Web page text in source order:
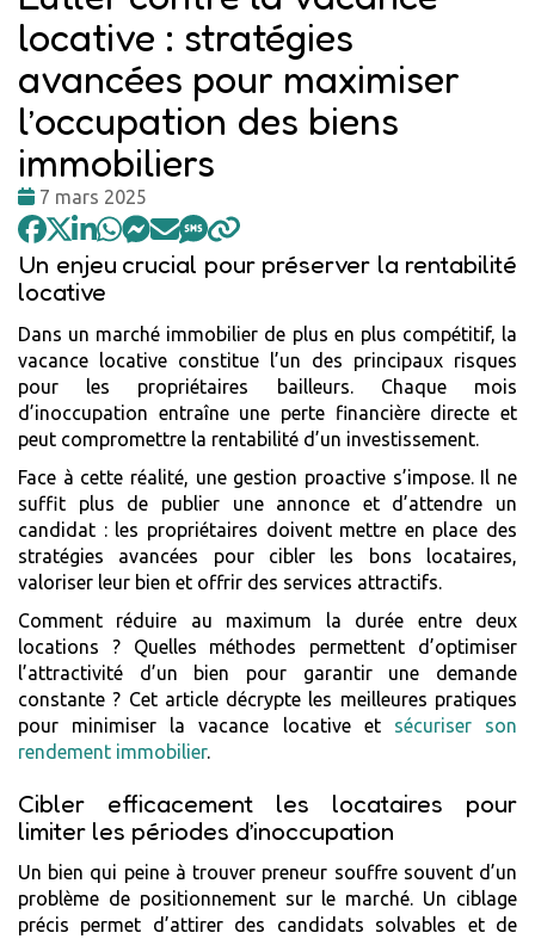
locative : stratégies
avancées pour maximiser
l’occupation des biens
immobiliers
Date
:
7 mars 2025
Un enjeu crucial pour préserver la rentabilité
locative
Dans un marché immobilier de plus en plus compétitif, la
vacance locative constitue l’un des principaux risques
pour les propriétaires bailleurs. Chaque mois
d’inoccupation entraîne une perte financière directe et
peut compromettre la rentabilité d’un investissement.
Face à cette réalité, une gestion proactive s’impose. Il ne
suffit plus de publier une annonce et d’attendre un
candidat : les propriétaires doivent mettre en place des
stratégies avancées pour cibler les bons locataires,
valoriser leur bien et offrir des services attractifs.
Comment réduire au maximum la durée entre deux
locations ? Quelles méthodes permettent d’optimiser
l’attractivité d’un bien pour garantir une demande
constante ? Cet article décrypte les meilleures pratiques
pour minimiser la vacance locative et sécuriser son
rendement immobilier.
Cibler efficacement les locataires pour
limiter les périodes d’inoccupation
Un bien qui peine à trouver preneur souffre souvent d’un
problème de positionnement sur le marché. Un ciblage
précis permet d’attirer des candidats solvables et de